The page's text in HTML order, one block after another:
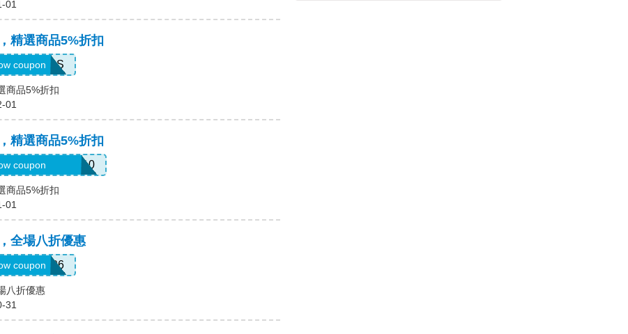
01
精選商品5%折扣
MACLIBS
coupon
商品5%折扣
01
精選商品5%折扣
coupon
商品5%折扣
01
全場八折優惠
LUM201706
coupon
八折優惠
31